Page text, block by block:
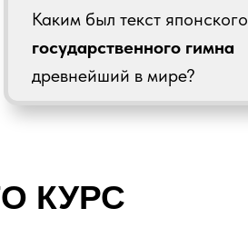
Каким был текст японского
государственного гимна
древнейший в мире?
КУРС